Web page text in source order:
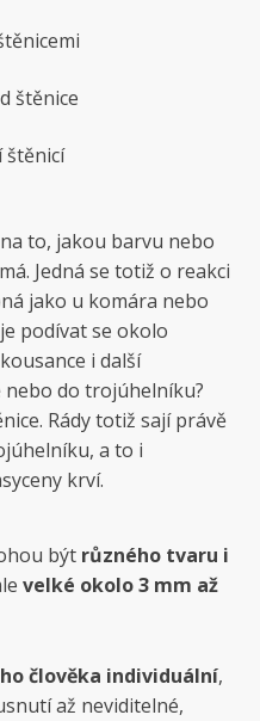
štěnice
štěnicí
to, jakou barvu nebo
Jedná se totiž o reakci
jako u komára nebo
podívat se okolo
i další
nebo do trojúhelníku?
Rády totiž sají právě
a to i
krví.
být různého tvaru i
velké okolo 3 mm až
člověka individuální,
až neviditelné,